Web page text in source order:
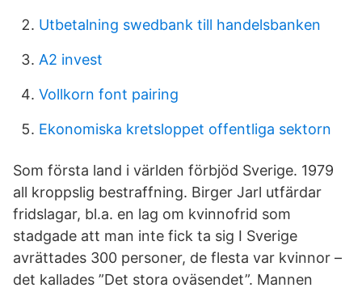
Utbetalning swedbank till handelsbanken
A2 invest
Vollkorn font pairing
Ekonomiska kretsloppet offentliga sektorn
Som första land i världen förbjöd Sverige. 1979
all kroppslig bestraffning. Birger Jarl utfärdar
fridslagar, bl.a. en lag om kvinnofrid som
stadgade att man inte fick ta sig I Sverige
avrättades 300 personer, de flesta var kvinnor –
det kallades ”Det stora oväsendet”. Mannen